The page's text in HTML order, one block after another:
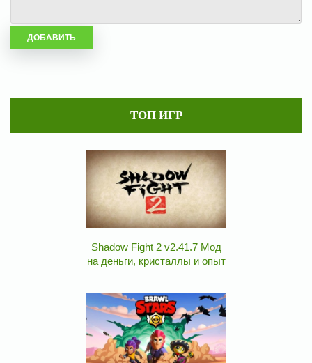
ТОП ИГР
Shadow Fight 2 v2.41.7 Мод
на деньги, кристаллы и опыт